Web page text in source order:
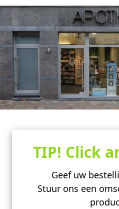
TIP! Click
Geef uw
Stuur ons een